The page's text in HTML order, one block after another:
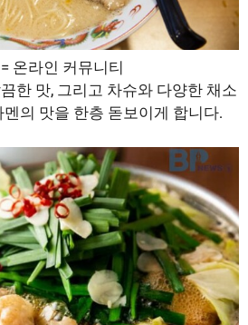
온라인 커뮤니티
한 맛, 그리고 차슈와 다양한 채소
의 맛을 한층 돋보이게 합니다.